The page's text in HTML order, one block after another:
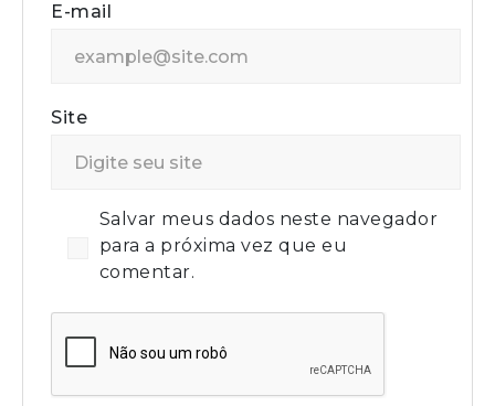
E-mail
Site
Salvar meus dados neste navegador
para a próxima vez que eu
comentar.